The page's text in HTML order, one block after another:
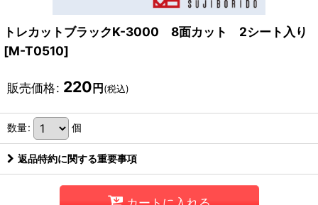
トレカットブラックK-3000 8面カット 2シート入り
[M-T0510]
販売価格: 220円(税込)
数量: 個
返品特約に関する重要事項